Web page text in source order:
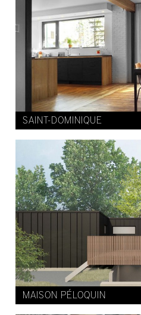
SAINT-DOMINIQUE
MAISON PÉLOQUIN